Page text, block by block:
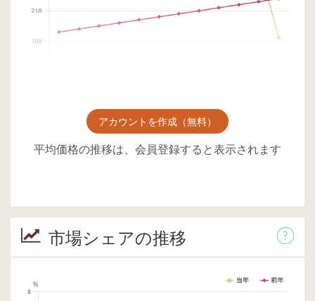
アカウントを作成（無料）
平均価格の推移は、会員登録すると表示されます
市場シェアの推移